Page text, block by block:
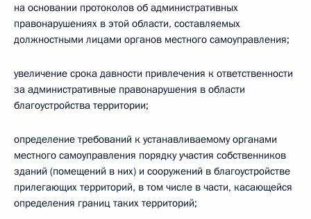
на основании протоколов об административных
правонарушениях в этой области, составляемых
должностными лицами органов местного самоуправления;
увеличение срока давности привлечения к ответственности
за административные правонарушения в области
благоустройства территории;
определение требований к устанавливаемому органами
местного самоуправления порядку участия собственников
зданий (помещений в них) и сооружений в благоустройстве
прилегающих территорий, в том числе в части, касающейся
определения границ таких территорий;